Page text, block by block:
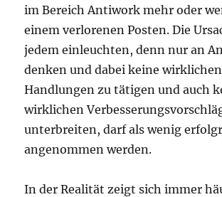
im Bereich Antiwork mehr oder
einem verlorenen Posten. Die
jedem einleuchten, denn nur an
denken und dabei keine wirklichen
Handlungen zu tätigen und auch
wirklichen
unterbreiten, darf als wenig
angenommen werden.
In der Realität zeigt sich immer